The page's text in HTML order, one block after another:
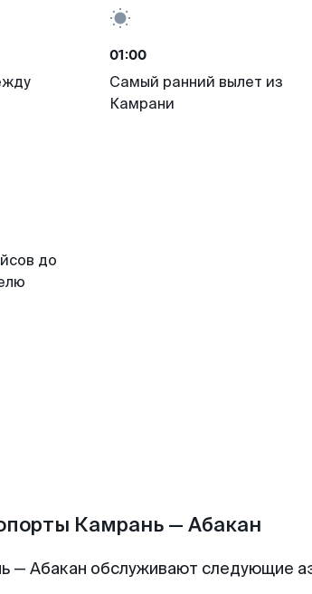
01:00
Самый ранний вылет из
Камрани
до
Камрань — Абакан
— Абакан обслуживают следующие